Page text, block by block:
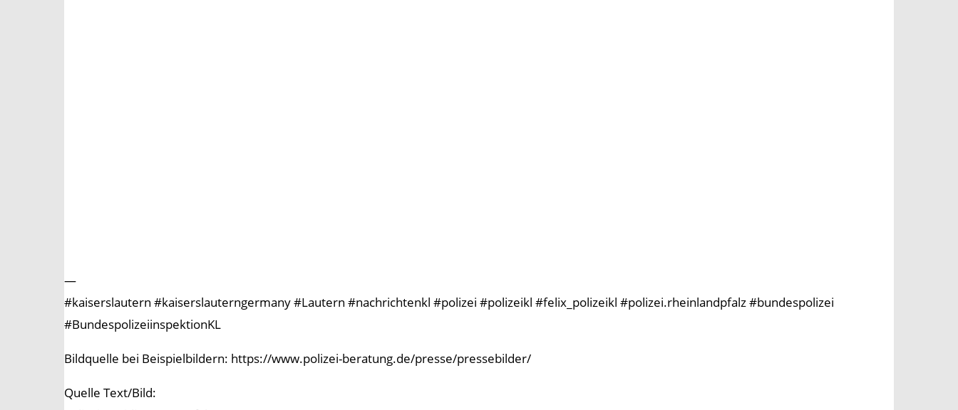
—
#kaiserslautern #kaiserslauterngermany #Lautern #nachrichtenkl #polizei #polizeikl #felix_polizeikl #polizei.rheinlandpfalz #bundespolizei
#BundespolizeiinspektionKL
Bildquelle bei Beispielbildern: https://www.polizei-beratung.de/presse/pressebilder/
Quelle Text/Bild: